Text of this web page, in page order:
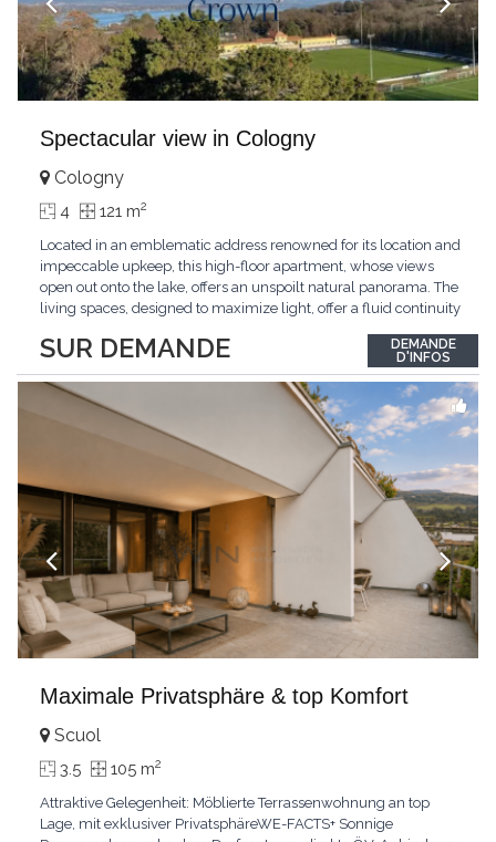
Spectacular view in Cologny
SUR DEMANDE
Cologny
4 121 m2
Located in an emblematic address renowned for its location and
impeccable upkeep, this high-floor apartment, whose views
open out onto the lake, offers an unspoilt natural panorama. The
living spaces, designed to maximize light, offer a fluid continuity
comprises two bedrooms, each with its own bathroom,
guaranteeing comfort and privacy. Private...
DEMANDE
D'INFOS
Maximale Privatsphäre & top Komfort
Scuol
3.5 105 m2
Attraktive Gelegenheit: Möblierte Terrassenwohnung an top
Lage, mit exklusiver PrivatsphäreWE-FACTS+ Sonnige